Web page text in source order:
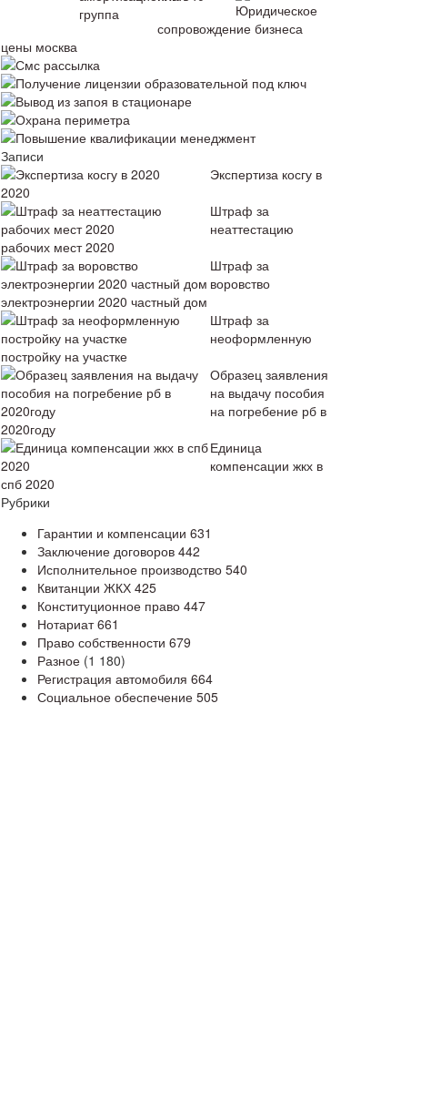
Юридическое
сопровождение бизнеса
цены москва
Смс рассылка
Получение лицензии образовательной под ключ
Вывод из запоя в стационаре
Охрана периметра
Повышение квалификации менеджмент
Записи
Экспертиза косгу в
2020
Штраф за
неаттестацию
рабочих мест 2020
Штраф за
воровство
электроэнергии 2020 частный дом
Штраф за
неоформленную
постройку на участке
Образец заявления
на выдачу пособия
на погребение рб в
2020году
Единица
компенсации жкх в
спб 2020
Рубрики
Гарантии и компенсации 631
Заключение договоров 442
Исполнительное производство 540
Квитанции ЖКХ 425
Конституционное право 447
Нотариат661
Право собственности 679
Разное (1 180)
Регистрация автомобиля 664
Социальное обеспечение 505